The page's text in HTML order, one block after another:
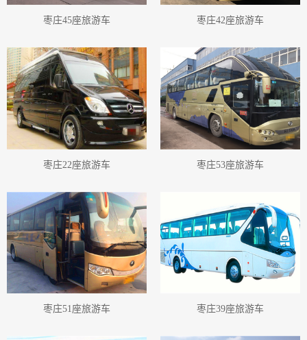
枣庄45座旅游车 枣庄42座旅游车
枣庄22座旅游车 枣庄53座旅游车
枣庄51座旅游车 枣庄39座旅游车